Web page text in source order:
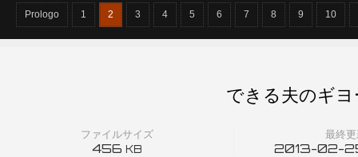
Prologo 1 2 3 4 5 6 7 8 9 10
ファイルサイズ
456 KB
最終
2013-02-
できる夫のギ